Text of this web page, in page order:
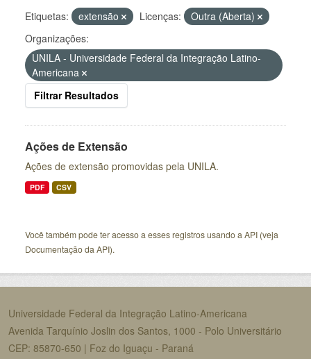
Etiquetas: extensão Licenças:
Outra (Aberta)
Organizações:
UNILA - Universidade Federal da Integração Latino-
Americana
Filtrar Resultados
Ações de Extensão
Ações de extensão promovidas pela UNILA.
PDF CSV
Você também pode ter acesso a esses registros usando a API (veja
Documentação da API).
Universidade Federal da Integração Latino-Americana
Avenida Tarquínio Joslin dos Santos, 1000 - Polo Universitário
CEP: 85870-650 | Foz do Iguaçu - Paraná